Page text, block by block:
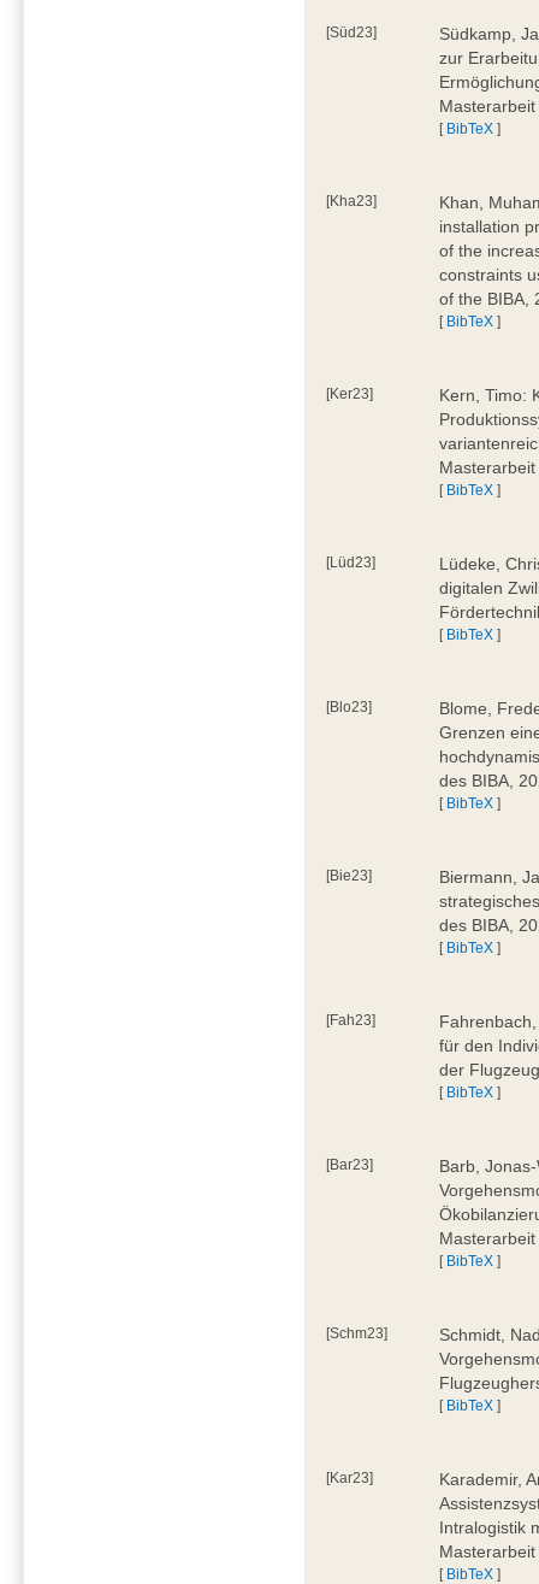
[Süd23]
Südkamp,
zur
[ BibTeX ]
[Kha23]
Khan,
installation
of the
constraints
of the BIBA,
[ BibTeX ]
[Ker23]
Kern, Timo:
[ BibTeX ]
[Lüd23]
Lüdeke,
digitalen
[ BibTeX ]
[Blo23]
Blome,
Grenzen
des BIBA,
[ BibTeX ]
[Bie23]
Biermann,
des BIBA,
[ BibTeX ]
[Fah23]
für den
der
[ BibTeX ]
[Bar23]
Barb,
[ BibTeX ]
[Schm23]
Schmidt,
[ BibTeX ]
[Kar23]
Karademir,
Intralogistik
[ BibTeX ]